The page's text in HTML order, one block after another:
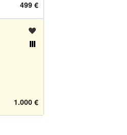
499 €
1.000 €